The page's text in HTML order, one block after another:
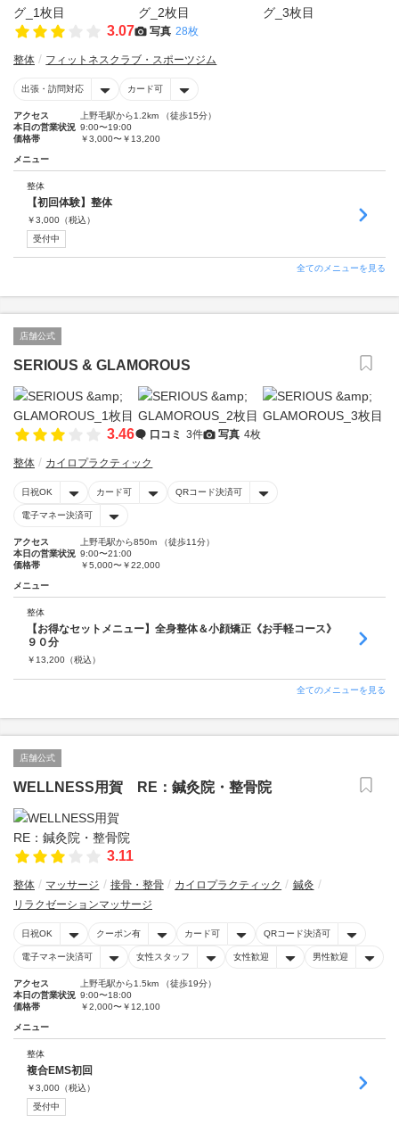
3.07 写真 28枚
整体 フィットネスクラブ・スポーツジム
出張・訪問対応 カード可
アクセス
上野毛駅から1.2km （徒歩15分）
本日の営業状況 9:00〜19:00
価格帯
￥3,000〜￥13,200
メニュー
整体
【初回体験】整体
￥3,000 （税込）
受付中
全てのメニューを見る
店舗公式
SERIOUS & GLAMOROUS
3.46 口コミ 3件 写真 4枚
整体 カイロプラクティック
日祝OK カード可 QRコード決済可
電子マネー決済可
アクセス
上野毛駅から850m （徒歩11分）
本日の営業状況 9:00〜21:00
価格帯
￥5,000〜￥22,000
メニュー
整体
【お得なセットメニュー】全身整体＆小顔矯正《お手軽コース》
９０分
￥ 13,200 （税込）
全てのメニューを見る
店舗公式
WELLNESS用賀 RE：鍼灸院・整骨院
3.11
整体 マッサージ 接骨・整骨 カイロプラクティック
鍼灸
リラクゼーションマッサージ
日祝OK クーポン有 カード可 QRコード決済可
電子マネー決済可 女性スタッフ 女性歓迎 男性歓迎
アクセス
上野毛駅から1.5km （徒歩19分）
本日の営業状況 9:00〜18:00
価格帯
￥2,000〜￥12,100
メニュー
整体
複合EMS初回
￥3,000 （税込）
受付中